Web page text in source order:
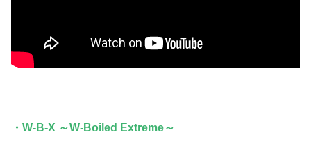
・W-B-X ～W-Boiled Extreme～